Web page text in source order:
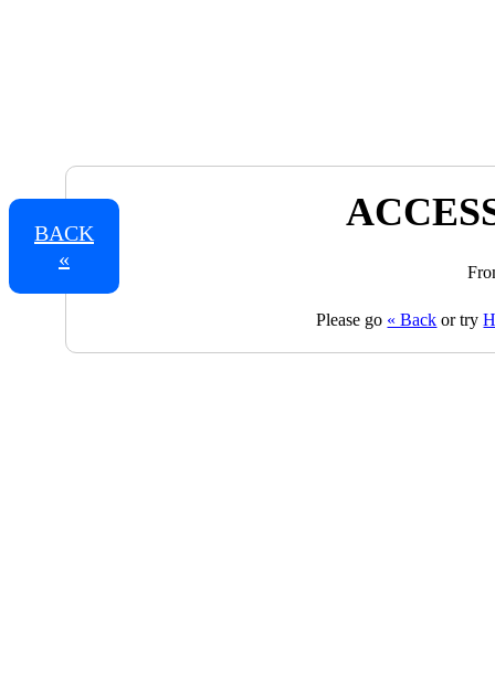
BACK
«
Please go « Back or try